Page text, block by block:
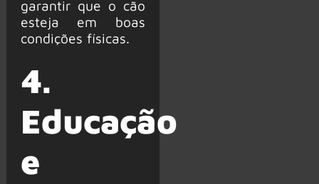
garantir que o cão
esteja em boas
condições físicas.
4.
Educação
e